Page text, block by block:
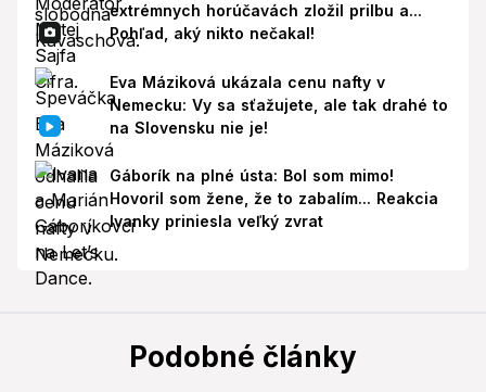
extrémnych horúčavách zložil prilbu a...
Pohľad, aký nikto nečakal!
Eva Máziková ukázala cenu nafty v
Nemecku: Vy sa sťažujete, ale tak drahé to
na Slovensku nie je!
Gáborík na plné ústa: Bol som mimo!
Hovoril som žene, že to zabalím... Reakcia
Ivanky priniesla veľký zvrat
Podobné články